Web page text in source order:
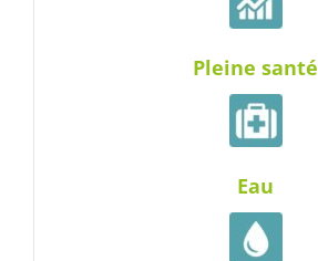
Pleine santé
Eau